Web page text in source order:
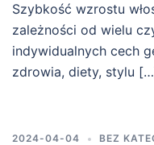
Szybkość wzrostu
zależności od wielu
indywidualnych cech
zdrowia, diety, stylu
2024-04-04 BEZ